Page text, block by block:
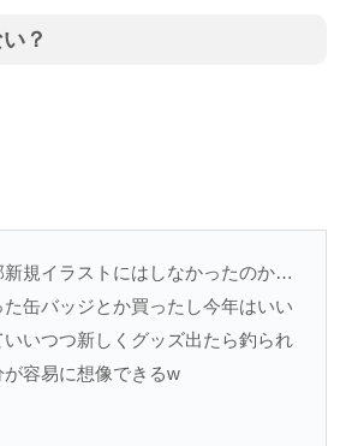
？
新規イラストにはしなかったのか…
缶バッジとか買ったし今年はいい
いつつ新しくグッズ出たら釣られ
容易に想像できるw